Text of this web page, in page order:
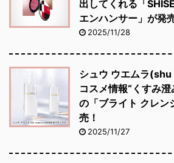
出してくれる「
エンハンサー」が発
2025/11/28
シュウ ウエムラ
コスメ情報“くすみ
の「ブライト クレン
売！
2025/11/27